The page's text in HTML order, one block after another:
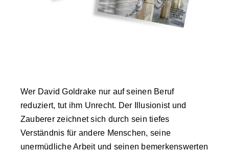
Wer David Goldrake nur auf seinen Beruf
reduziert, tut ihm Unrecht. Der Illusionist und
Zauberer zeichnet sich durch sein tiefes
Verständnis für andere Menschen, seine
unermüdliche Arbeit und seinen bemerkenswerten